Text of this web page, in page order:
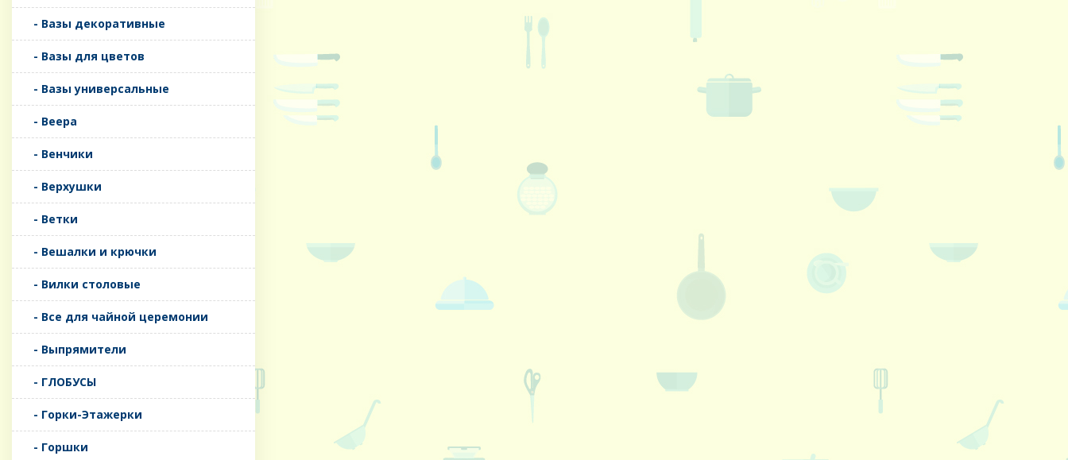
- Вазы декоративные
- Вазы для цветов
- Вазы универсальные
- Веера
- Венчики
- Верхушки
- Ветки
- Вешалки и крючки
- Вилки столовые
- Все для чайной церемонии
- Выпрямители
- ГЛОБУСЫ
- Горки-Этажерки
- Горшки